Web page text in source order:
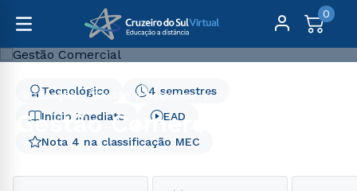
0
Graduação Gestão e Negócios Gestão Comercial
Gestão Comercial
Início Imediato
Nota 4 na classificação MEC
4 semestres
Tecnológico
EAD